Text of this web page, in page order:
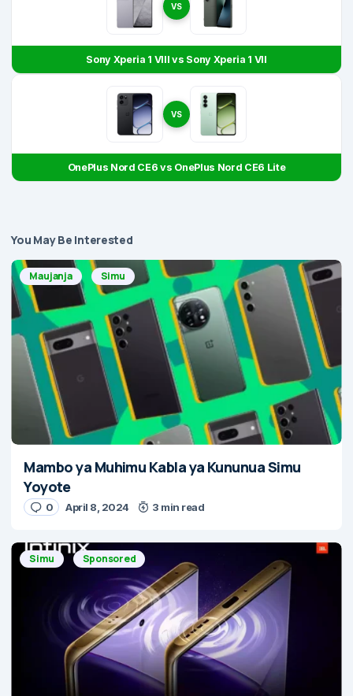
VS
Sony Xperia 1 VIII vs Sony Xperia 1 VII
VS
OnePlus Nord CE6 vs OnePlus Nord CE6 Lite
You May Be Interested
Maujanja Simu
Mambo ya Muhimu Kabla ya Kununua Simu
Yoyote
0 April 8, 2024 3 min read
Simu Sponsored